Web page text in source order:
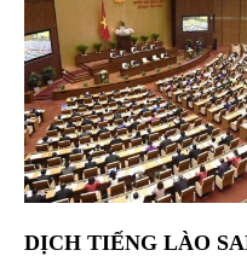
DỊCH TIẾNG LÀO